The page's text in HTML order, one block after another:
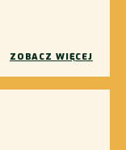
ZOBACZ WIĘCEJ